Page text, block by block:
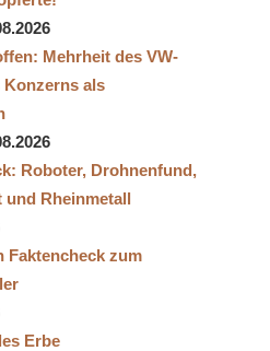
Mehrheit des VW-
Konzerns als
Roboter, Drohnenfund,
Rheinmetall
Faktencheck zum
Erbe